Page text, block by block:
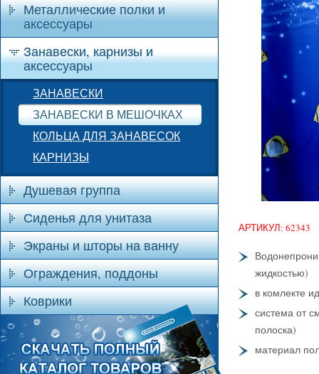
Металлические полки и
аксессуары
Занавески, карнизы и
аксессуары
ЗАНАВЕСКИ
ЗАНАВЕСКИ В МЕШОЧКАХ
КОЛЬЦА ДЛЯ ЗАНАВЕСОК
КАРНИЗЫ
Душевая группа
Сиденья для унитаза
Экраны и шторы на ванну
Ограждения, поддоны
Коврики
АРТИКУЛ: 62343
жидкостью)
в комлекте
система от
полоска)
материал